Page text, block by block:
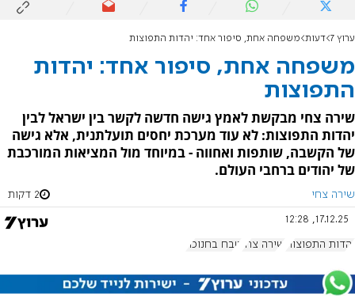
ערוץ 7 דעות משפחה אחת, סיפור אחד: יהדות התפוצות
משפחה אחת, סיפור אחד: יהדות
התפוצות
שירה צחי מבקשת לאמץ גישה חדשה לקשר בין ישראל לבין
יהדות התפוצות: לא עוד מערכת יחסים תועלתנית, אלא גישה
של הקשבה, שותפות ואחווה - במיוחד מול המציאות המורכבת
של יהודים ברחבי העולם.
שירה צחי 2 דקות
17.12.25, 12:28
יהדות התפוצות שירה צחי טבח בחנוכה